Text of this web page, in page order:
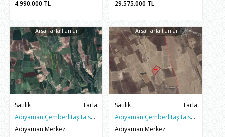
4.990.000 TL
29.575.000 TL
Arsa Tarla İlanları
Satılık
Tarla
Adıyaman Çemberlitaş'ta satılık 39 Dönüm Dev Arsa
Adıyaman Merkez
Arsa Tarla İlanları
Satılık
Tarla
Adıyaman Çemberlitaş'ta satılık 13 Dönüm Mükemmel Arsa
Adıyaman Merkez